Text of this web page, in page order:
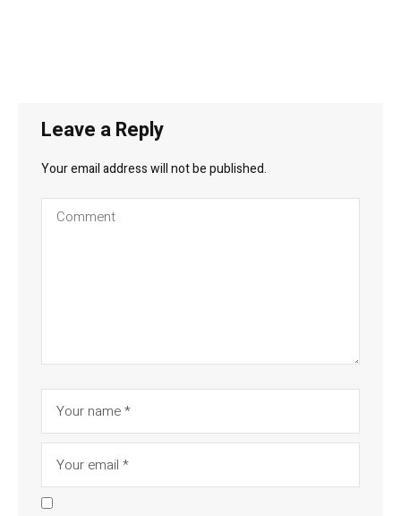
Leave a Reply
Your email address will not be published.